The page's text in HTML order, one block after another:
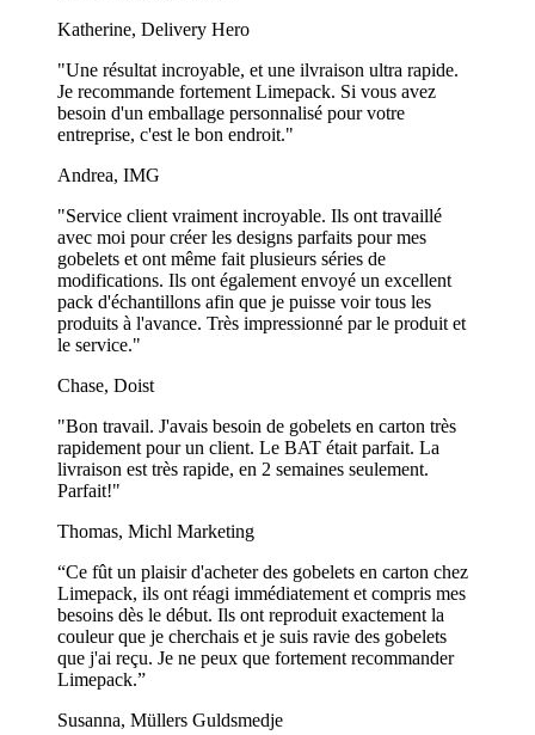
Katherine, Delivery Hero
"Une résultat incroyable, et une ilvraison ultra rapide.
Je recommande fortement Limepack. Si vous avez
besoin d'un emballage personnalisé pour votre
entreprise, c'est le bon endroit."
Andrea, IMG
"Service client vraiment incroyable. Ils ont travaillé
avec moi pour créer les designs parfaits pour mes
gobelets et ont même fait plusieurs séries de
modifications. Ils ont également envoyé un excellent
pack d'échantillons afin que je puisse voir tous les
produits à l'avance. Très impressionné par le produit et
le service."
Chase, Doist
"Bon travail. J'avais besoin de gobelets en carton très
rapidement pour un client. Le BAT était parfait. La
livraison est très rapide, en 2 semaines seulement.
Parfait!"
Thomas, Michl Marketing
“Ce fût un plaisir d'acheter des gobelets en carton chez
Limepack, ils ont réagi immédiatement et compris mes
besoins dès le début. Ils ont reproduit exactement la
couleur que je cherchais et je suis ravie des gobelets
que j'ai reçu. Je ne peux que fortement recommander
Limepack.”
Susanna, Müllers Guldsmedje